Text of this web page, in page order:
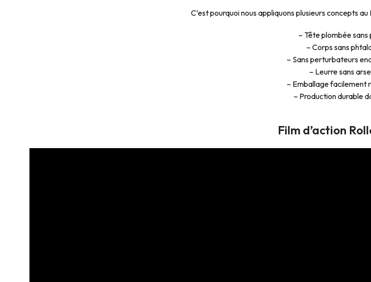
C’est pourquoi nous appliquons plusieurs concepts
– Tête plombée sans
– Corps sans
– Sans perturbateurs
– Leurre sans
– Emballage facilement
– Production durable
Film d’action